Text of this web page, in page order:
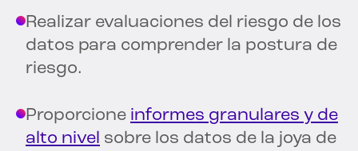
Realizar evaluaciones del riesgo de los
datos para comprender la postura de
riesgo.
Proporcione informes granulares y de
alto nivel sobre los datos de la joya de